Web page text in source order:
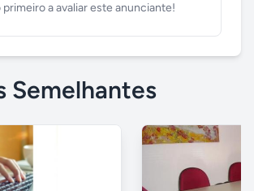
primeiro a avaliar este anunciante!
Semelhantes